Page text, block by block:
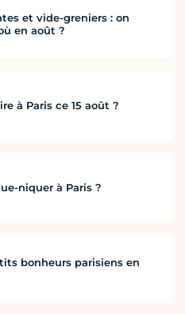
et vide-greniers : on
en août ?
à Paris ce 15 août ?
niquer à Paris ?
bonheurs parisiens en